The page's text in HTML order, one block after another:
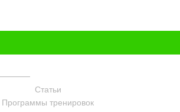
Статьи
Программы тренировок